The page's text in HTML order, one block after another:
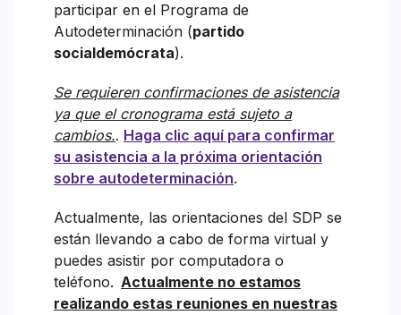
participar en el Programa de
Autodeterminación (partido
socialdemócrata).
Se requieren confirmaciones de asistencia
ya que el cronograma está sujeto a
cambios.. Haga clic aquí para confirmar
su asistencia a la próxima orientación
sobre autodeterminación.
Actualmente, las orientaciones del SDP se
están llevando a cabo de forma virtual y
puedes asistir por computadora o
teléfono. Actualmente no estamos
realizando estas reuniones en nuestras